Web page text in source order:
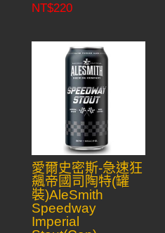
NT$220
愛爾史密斯-急速狂
飆帝國司陶特(罐
裝)AleSmith
Speedway
Imperial